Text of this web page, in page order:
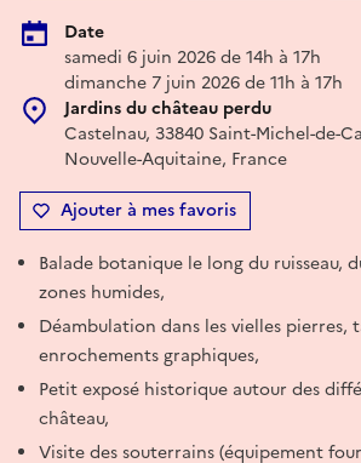
Date
samedi 6 juin 2026 de 14h à 17h
dimanche 7 juin 2026 de 11h à 17h
Jardins du château perdu
Castelnau, 33840 Saint-Michel-de-
Nouvelle-Aquitaine, France
Ajouter à mes favoris
Balade botanique le long du ruisseau,
zones humides,
Déambulation dans les vielles pierres,
enrochements graphiques,
Petit exposé historique autour des
château,
Visite des souterrains (équipement